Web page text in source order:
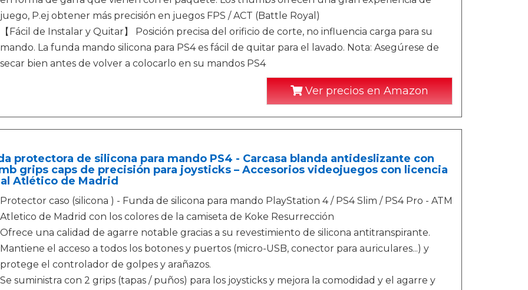
juego, P.ej obtener más precisión en juegos FPS / ACT (Battle Royal)
【Fácil de Instalar y Quitar】 Posición precisa del orificio de corte, no influencia carga para su
mando. La funda mando silicona para PS4 es fácil de quitar para el lavado. Nota: Asegúrese de
secar bien antes de volver a colocarlo en su mandos PS4
Ver precios en Amazon
protectora de silicona para mando PS4 - Carcasa blanda antideslizante con
grips caps de precisión para joysticks – Accesorios videojuegos con licencia
Atlético de Madrid
Protector caso (silicona ) - Funda de silicona para mando PlayStation 4 / PS4 Slim / PS4 Pro - ATM
Atletico de Madrid con los colores de la camiseta de Koke Resurrección
Ofrece una calidad de agarre notable gracias a su revestimiento de silicona antitranspirante.
Mantiene el acceso a todos los botones y puertos (micro-USB, conector para auriculares...) y
protege el controlador de golpes y arañazos.
Se suministra con 2 grips (tapas / puños) para los joysticks y mejora la comodidad y el agarre y